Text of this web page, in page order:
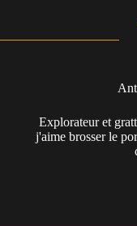
Explorateur et
j'aime brosser le